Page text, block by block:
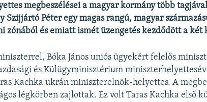
megbeszélései a magyar kormány több
Szijjártó Péter egy magas rangú, magyar
zónából és emiatt ismét üzengetés kezdődött a két
Bóka János uniós ügyekért felelős
és Külügyminisztérium
Kachka ukrán miniszterelnök-helyettes. A
légkörben zajlottak. Ez volt Taras Kachka első